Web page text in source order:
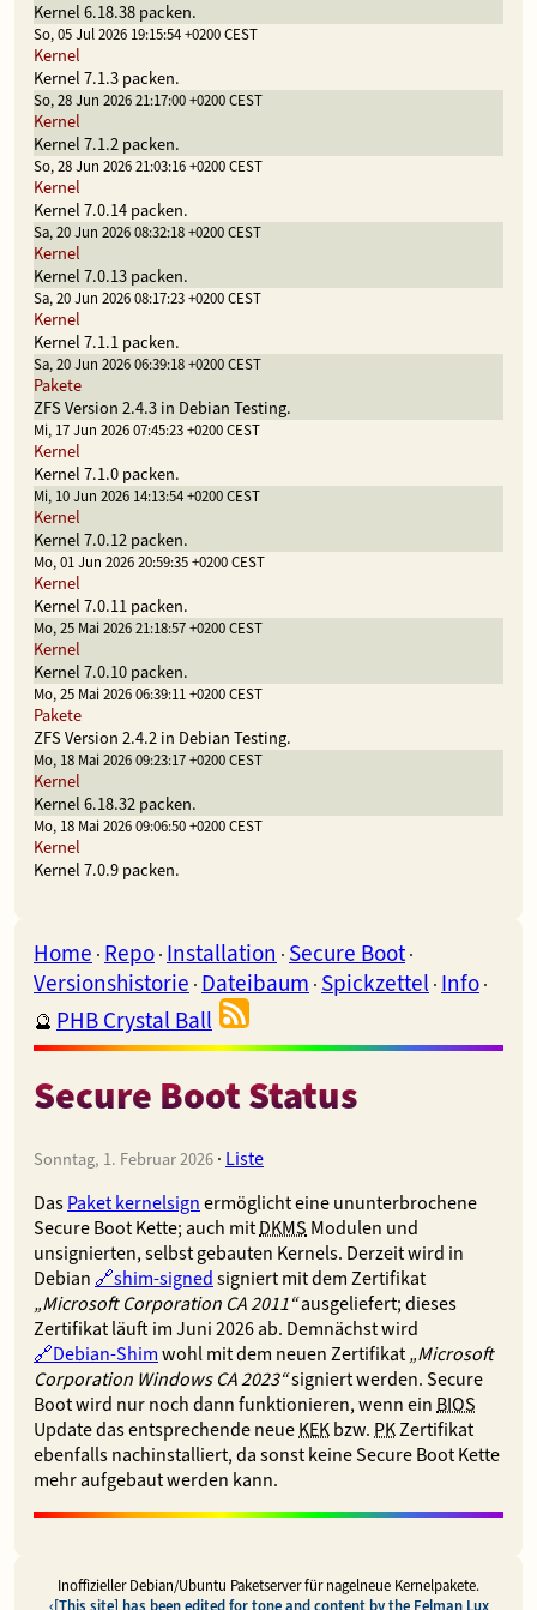
Kernel 6.18.38 packen.
So, 05 Jul 2026 19:15:54 +0200 CEST
Kernel
Kernel 7.1.3 packen.
So, 28 Jun 2026 21:17:00 +0200 CEST
Kernel
Kernel 7.1.2 packen.
So, 28 Jun 2026 21:03:16 +0200 CEST
Kernel
Kernel 7.0.14 packen.
Sa, 20 Jun 2026 08:32:18 +0200 CEST
Kernel
Kernel 7.0.13 packen.
Sa, 20 Jun 2026 08:17:23 +0200 CEST
Kernel
Kernel 7.1.1 packen.
Sa, 20 Jun 2026 06:39:18 +0200 CEST
Pakete
ZFS Version 2.4.3 in Debian Testing.
Mi, 17 Jun 2026 07:45:23 +0200 CEST
Kernel
Kernel 7.1.0 packen.
Mi, 10 Jun 2026 14:13:54 +0200 CEST
Kernel
Kernel 7.0.12 packen.
Mo, 01 Jun 2026 20:59:35 +0200 CEST
Kernel
Kernel 7.0.11 packen.
Mo, 25 Mai 2026 21:18:57 +0200 CEST
Kernel
Kernel 7.0.10 packen.
Mo, 25 Mai 2026 06:39:11 +0200 CEST
Pakete
ZFS Version 2.4.2 in Debian Testing.
Mo, 18 Mai 2026 09:23:17 +0200 CEST
Kernel
Kernel 6.18.32 packen.
Mo, 18 Mai 2026 09:06:50 +0200 CEST
Kernel
Kernel 7.0.9 packen.
Home · Repo· Installation · Secure Boot·
Versionshistorie · Dateibaum · Spickzettel · Info·
🔮 PHB Crystal Ball
Secure Boot Status
Sonntag, 1. Februar 2026 · Liste
DasPaket kernelsignermöglicht eine ununterbrochene
Secure Boot Kette; auch mitDKMSModulen und
unsignierten, selbst gebauten Kernels. Derzeit wird in
Debian
shim-signedsigniert mit dem Zertifikat
„Microsoft Corporation CA 2011“ausgeliefert; dieses
Zertifikat läuft im Juni 2026 ab. Demnächst wird
Debian-Shimwohl mit dem neuen Zertifikat„Microsoft
Corporation Windows CA 2023“signiert werden. Secure
Boot wird nur noch dann funktionieren, wenn einBIOS
Update das entsprechende neueKEKbzw.PKZertifikat
ebenfalls nachinstalliert, da sonst keine Secure Boot Kette
mehr aufgebaut werden kann.
Inoffizieller Debian/Ubuntu Paketserver für nagelneue Kernelpakete.